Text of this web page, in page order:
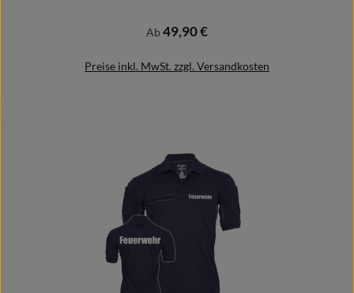
Regulärer Preis:
Ab49,90 €
Preise inkl. MwSt. zzgl. Versandkosten